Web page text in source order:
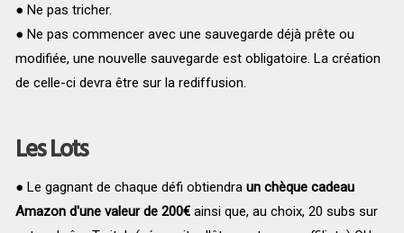
● Ne pas tricher.
● Ne pas commencer avec une sauvegarde déjà prête ou
modifiée, une nouvelle sauvegarde est obligatoire. La création
de celle-ci devra être sur la rediffusion.
Les Lots
● Le gagnant de chaque défi obtiendra un chèque cadeau
Amazon d'une valeur de 200€ainsi que, au choix, 20 subs sur